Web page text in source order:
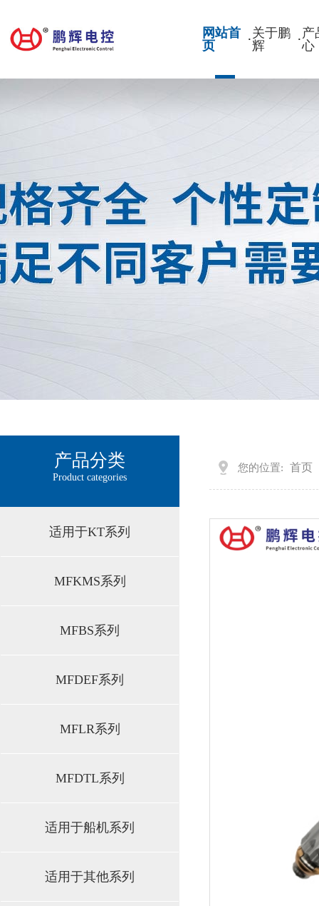
网站首
页
·关于鹏
辉
·产
心
产品分类
Product categories
适用于KT系列
MFKMS系列
MFBS系列
MFDEF系列
MFLR系列
MFDTL系列
适用于船机系列
适用于其他系列
您的位置: 首页